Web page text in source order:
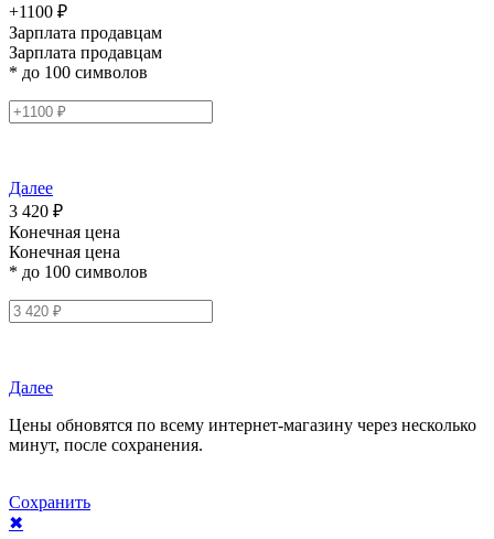
+1100 ₽
Зарплата продавцам
Зарплата продавцам
* до 100 символов
Далее
3 420 ₽
Конечная цена
Конечная цена
* до 100 символов
Далее
Цены обновятся по всему интернет-магазину через несколько
минут, после сохранения.
Сохранить
✖